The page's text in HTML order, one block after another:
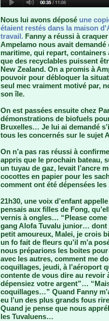
Nous lui avons déposé une
étaient restés dans la maison
travail. Fanny a réussi à
Ampelamo nous avait
maritime, qui repart, containers
que des recyclables puissent
New Zealand. On a promis à
pouvoir pour débloquer la
seul mec vraiment motivé par,
son île.
On est passées ensuite chez
démonstrations de biofuels
Bruxelles… Je lui ai demandé
tous les concernés sur le sujet
On n’a pas ras réussi à
appris que le prochain bateau,
un tuyau de gaz, levait l’ancre
cocottes en papier pour les
comment ont été dépensées
21h30, une voix d’enfant
pensais aux filles de Fong,
vernis à ongles… “Please
gang Alofa Tuvalu junior… dont
petit amoureux, Malei, je crois
un fo fait de fleurs qu’il m’a
nous préparions les boites
avec les autres, comment me
coquillages, jeudi, à l’aéroport
contente de vous dire au revoir
dépensiez votre argent”…
coquillages…” Quand Fanny
eu l’un des plus grands fous
Quand je pense que nous
les Tuvaluens…